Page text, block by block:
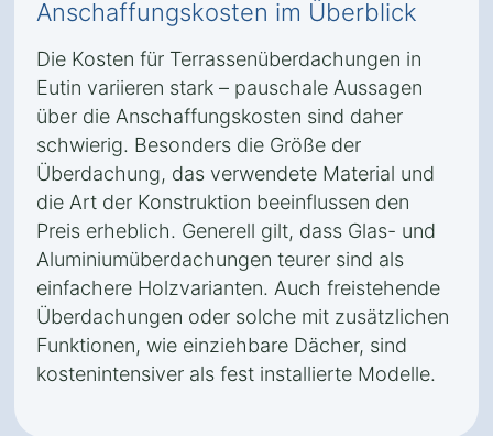
Anschaffungskosten im Überblick
Die Kosten für Terrassenüberdachungen in
Eutin variieren stark – pauschale Aussagen
über die Anschaffungskosten sind daher
schwierig. Besonders die Größe der
Überdachung, das verwendete Material und
die Art der Konstruktion beeinflussen den
Preis erheblich. Generell gilt, dass Glas- und
Aluminiumüberdachungen teurer sind als
einfachere Holzvarianten. Auch freistehende
Überdachungen oder solche mit zusätzlichen
Funktionen, wie einziehbare Dächer, sind
kostenintensiver als fest installierte Modelle.